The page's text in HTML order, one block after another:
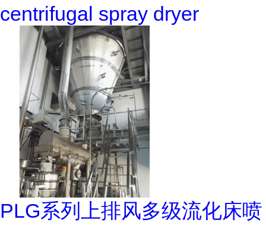
centrifugal spray dryer
PLG系列上排风多级流化床喷